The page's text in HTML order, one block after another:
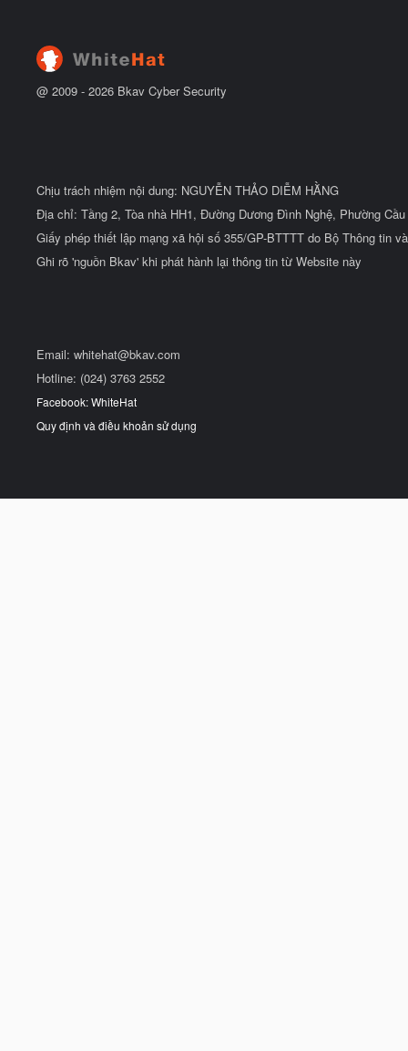
@ 2009 - 2026 Bkav Cyber Security
Chịu trách nhiệm nội dung: NGUYỄN THẢO DIỄM HẰNG
Địa chỉ: Tầng 2, Tòa nhà HH1, Đường Dương Đình Nghệ, Phường
Giấy phép thiết lập mạng xã hội số 355/GP-BTTTT do Bộ Thông tin
Ghi rõ 'nguồn Bkav' khi phát hành lại thông tin từ Website này
Email: whitehat@bkav.com
Hotline: (024) 3763 2552
Facebook: WhiteHat
Quy định và điều khoản sử dụng